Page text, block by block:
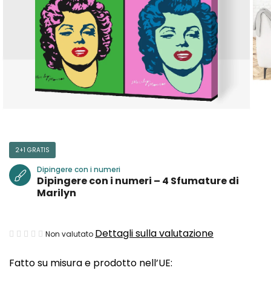
Fatto su misura e prodotto nell’UE:
2+1 GRATIS
Dipingere con i numeri
Dipingere con i numeri – 4 Sfumature di
Marilyn
La
media
Non valutato Dettagli sulla valutazione